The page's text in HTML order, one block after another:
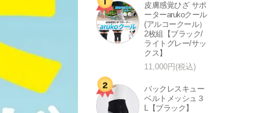
皮膚感覚ひざ サポ
ーターarukoクール
(アルコークール）
2枚組【ブラック/
ライトグレー/サッ
クス】
11,000円(税込)
バックレスキュー
ベルトメッシュ３
L【ブラック】